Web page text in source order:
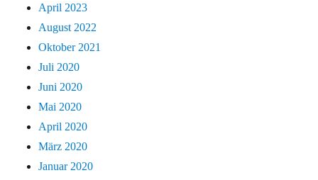
April 2023
August 2022
Oktober 2021
Juli 2020
Juni 2020
Mai 2020
April 2020
März 2020
Januar 2020